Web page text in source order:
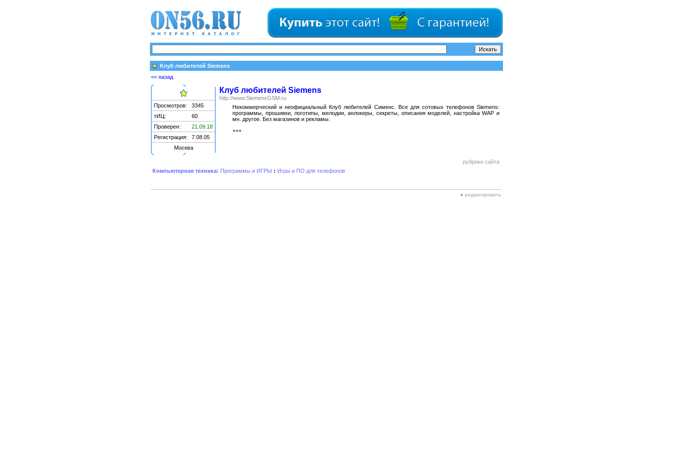
Клуб любителей Siemens
<< назад
Просмотров:
3345
тИЦ:
60
Проверен:
21.09.18
Регистрация:
7.08.05
Москва
Клуб любителей Siemens
http://www.SiemensGSM.ru
Некоммерческий и неофициальный Клуб любителей Сименс. Все для сотовых телефонов Siemens:
программы, прошивки, логотипы, мелодии, анлокеры, секреты, описания моделей, настройка WAP и
мн. другое. Без магазинов и рекламы.
+++
рубрики сайта
Компьютерная техника: Программы и ИГРЫ : Игры и ПО для телефонов
● редактировать